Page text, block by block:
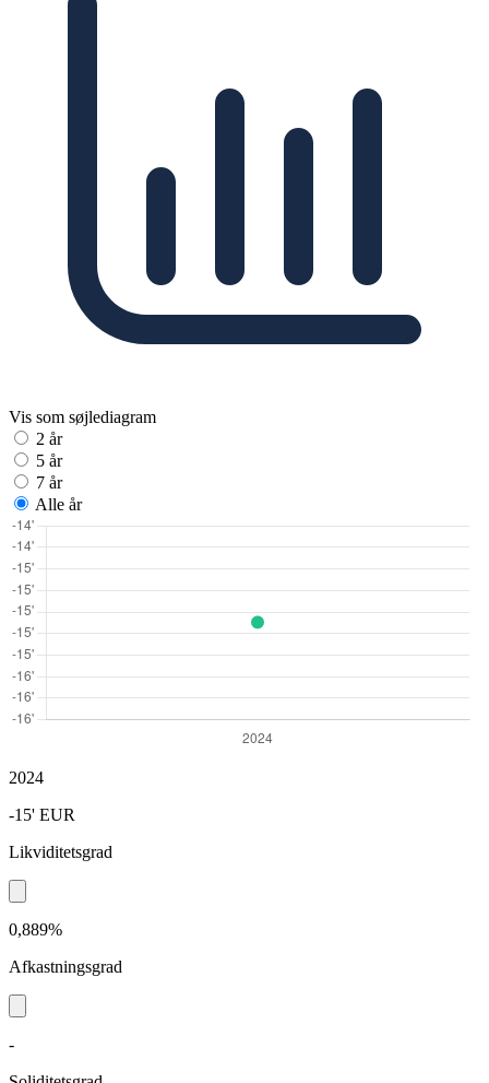
Vis som søjlediagram
2 år
5 år
7 år
Alle år
2024
-15' EUR
Likviditetsgrad
0,889%
Afkastningsgrad
-